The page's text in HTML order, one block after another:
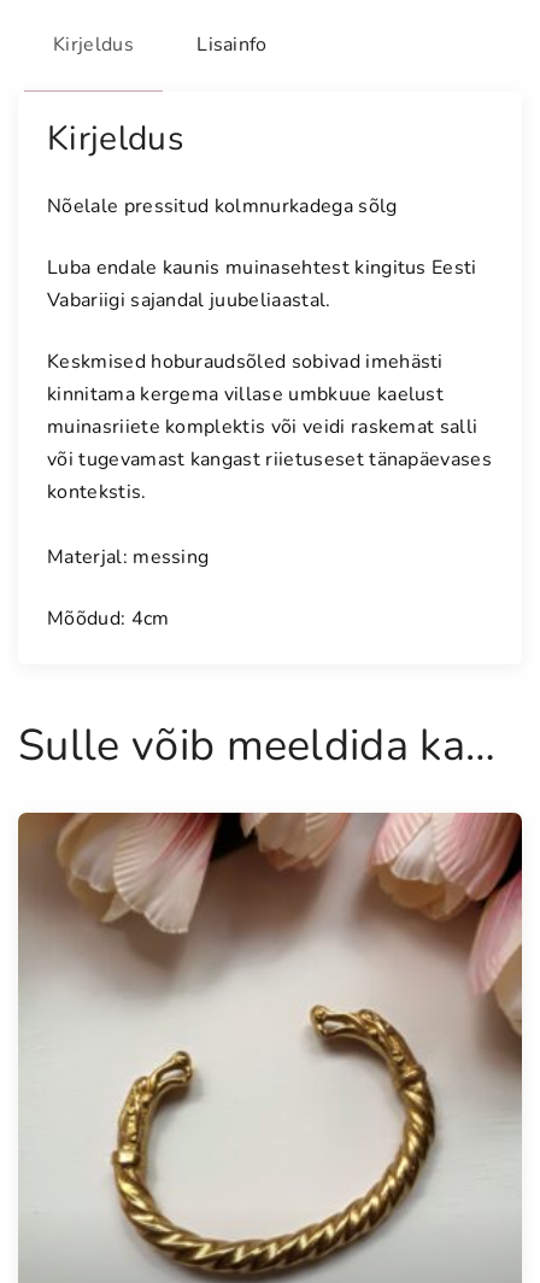
e
s
i
t
d
o
l
n
u
r
k
a
e
a
k
g
Kirjeldus Lisainfo
Kirjeldus
Nõelale pressitud kolmnurkadega sõlg
Luba endale kaunis muinasehtest kingitus Eesti
Vabariigi sajandal juubeliaastal.
Keskmised hoburaudsõled sobivad imehästi
kinnitama kergema villase umbkuue kaelust
muinasriiete komplektis või veidi raskemat salli
või tugevamast kangast riietuseset tänapäevases
kontekstis.
Materjal: messing
Mõõdud: 4cm
Sulle võib meeldida ka…